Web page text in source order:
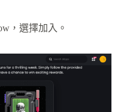
，選擇加入。